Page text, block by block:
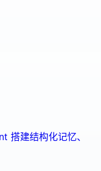
建结构化记忆、